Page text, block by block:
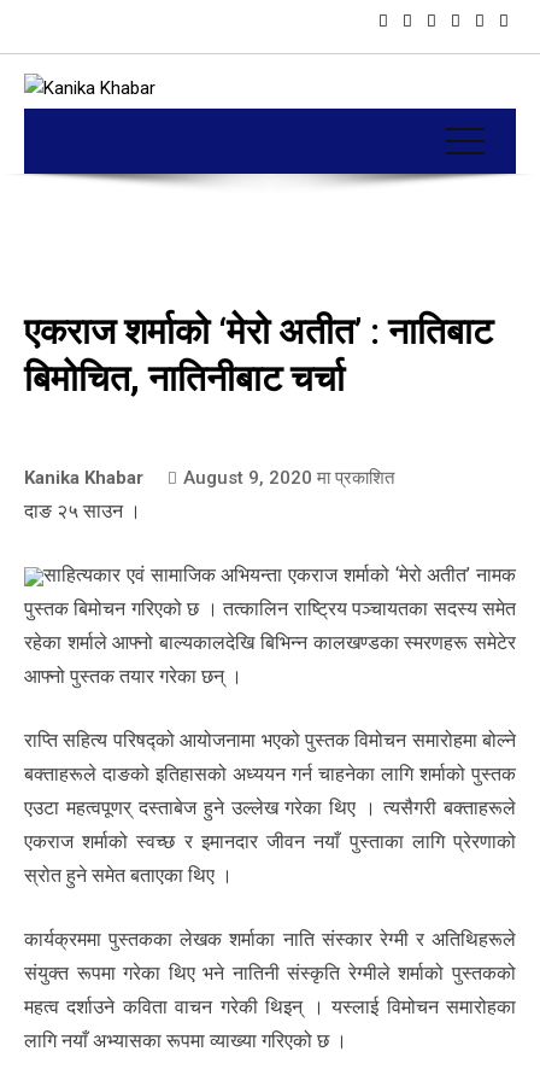
एकराज शर्माको ‘मेरो अतीत’ : नातिबाट
बिमोचित, नातिनीबाट चर्चा
Kanika Khabar August 9, 2020 मा प्रकाशित
दाङ २५ साउन ।
साहित्यकार एवं सामाजिक अभियन्ता एकराज शर्माको ‘मेरो अतीत’ नामक
पुस्तक बिमोचन गरिएको छ । तत्कालिन राष्ट्रिय पञ्चायतका सदस्य समेत
रहेका शर्माले आफ्नो बाल्यकालदेखि बिभिन्न कालखण्डका स्मरणहरू समेटेर
आफ्नो पुस्तक तयार गरेका छन् ।
राप्ति सहित्य परिषद्को आयोजनामा भएको पुस्तक विमोचन समारोहमा बोल्ने
बक्ताहरूले दाङको इतिहासको अध्ययन गर्न चाहनेका लागि शर्माको पुस्तक
एउटा महत्वपूणर् दस्ताबेज हुने उल्लेख गरेका थिए । त्यसैगरी बक्ताहरूले
एकराज शर्माको स्वच्छ र इमानदार जीवन नयाँ पुस्ताका लागि प्रेरणाको
स्रोत हुने समेत बताएका थिए ।
कार्यक्रममा पुस्तकका लेखक शर्माका नाति संस्कार रेग्मी र अतिथिहरूले
संयुक्त रूपमा गरेका थिए भने नातिनी संस्कृति रेग्मीले शर्माको पुस्तकको
महत्व दर्शाउने कविता वाचन गरेकी थिइन् । यस्लाई विमोचन समारोहका
लागि नयाँ अभ्यासका रूपमा व्याख्या गरिएको छ ।